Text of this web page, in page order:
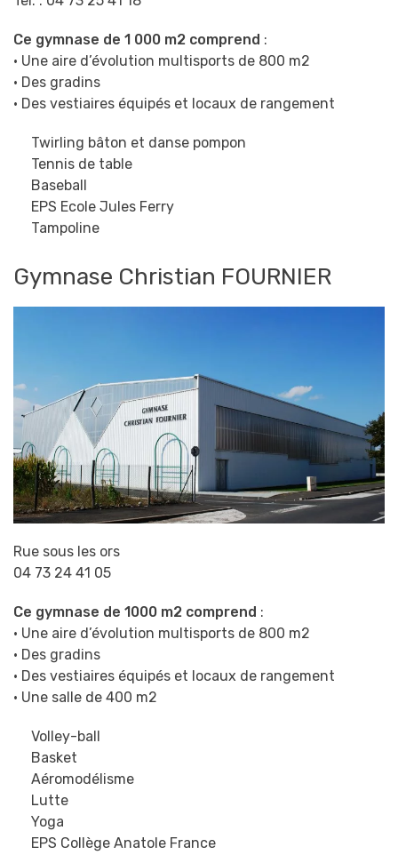
Ce gymnase de 1 000 m2 comprend :
• Une aire d’évolution multisports de 800 m2
• Des gradins
• Des vestiaires équipés et locaux de rangement
Twirling bâton et danse pompon
Tennis de table
Baseball
EPS Ecole Jules Ferry
Tampoline
Gymnase Christian FOURNIER
Rue sous les ors
04 73 24 41 05
Ce gymnase de 1000 m2 comprend :
• Une aire d’évolution multisports de 800 m2
• Des gradins
• Des vestiaires équipés et locaux de rangement
• Une salle de 400 m2
Volley-ball
Basket
Aéromodélisme
Lutte
Yoga
EPS Collège Anatole France